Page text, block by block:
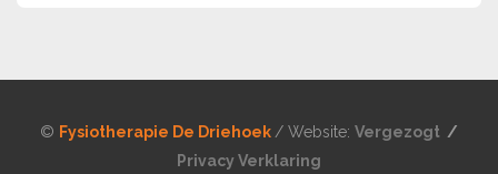
© Fysiotherapie De Driehoek/ Website: Vergezogt /
Privacy Verklaring